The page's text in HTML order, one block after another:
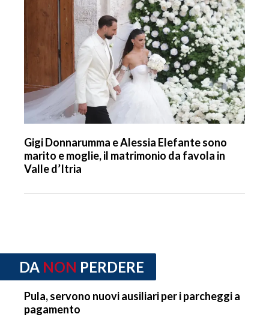
Gigi Donnarumma e Alessia Elefante sono
marito e moglie, il matrimonio da favola in
Valle d’Itria
DA NON PERDERE
Pula, servono nuovi ausiliari per i parcheggi a
pagamento